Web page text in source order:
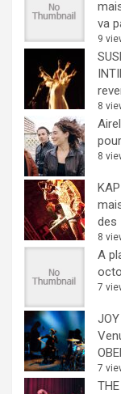
va
9
8
8
des
8
A
7
7